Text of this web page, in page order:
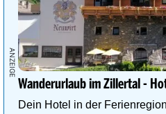
Wanderurlaub im Zillertal -
Dein Hotel in der